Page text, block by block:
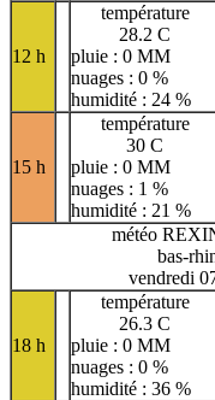
12 h
température
28.2 C
pluie : 0 MM
nuages : 0 %
humidité : 24 %
15 h
température
30 C
pluie : 0 MM
nuages : 1 %
humidité : 21 %
météo
bas-
vendredi
18 h
température
26.3 C
pluie : 0 MM
nuages : 0 %
humidité : 36 %